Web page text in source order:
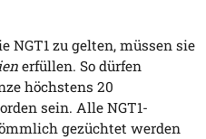
NGT1 zu gelten, müssen sie
erfüllen. So dürfen
höchstens 20
sein. Alle NGT1-
gezüchtet werden